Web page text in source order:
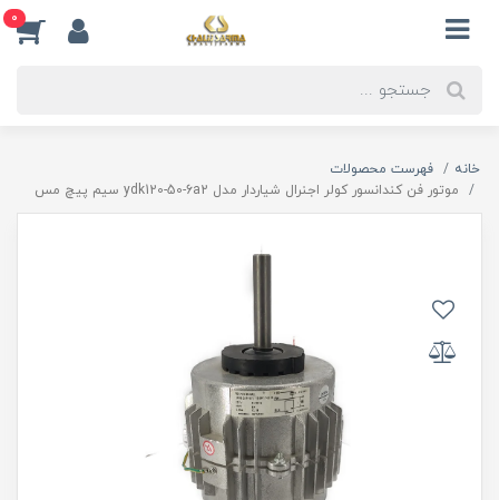
0
خانه
فهرست محصولات
موتور فن کندانسور کولر اجنرال شیاردار مدل ydk120-50-6a2 سیم پیچ مس